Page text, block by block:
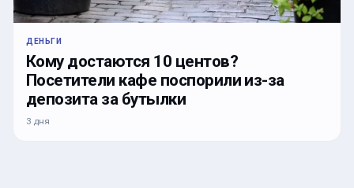
ДЕНЬГИ
Кому достаются 10 центов?
Посетители кафе поспорили из-за
депозита за бутылки
3 дня